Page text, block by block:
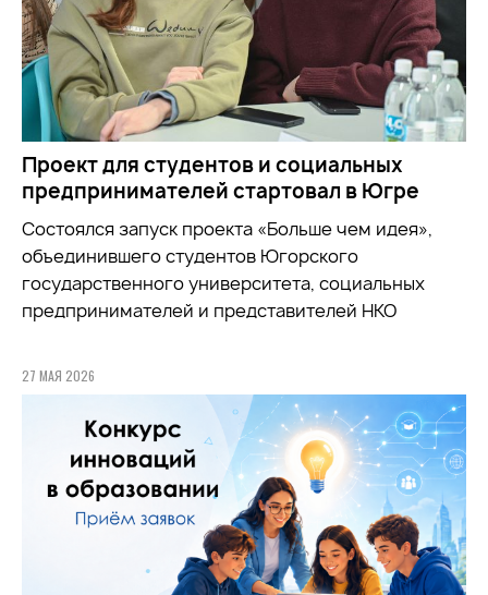
Проект для студентов и социальных
предпринимателей стартовал в Югре
Состоялся запуск проекта «Больше чем идея»,
объединившего студентов Югорского
государственного университета, социальных
предпринимателей и представителей НКО
27 МАЯ 2026